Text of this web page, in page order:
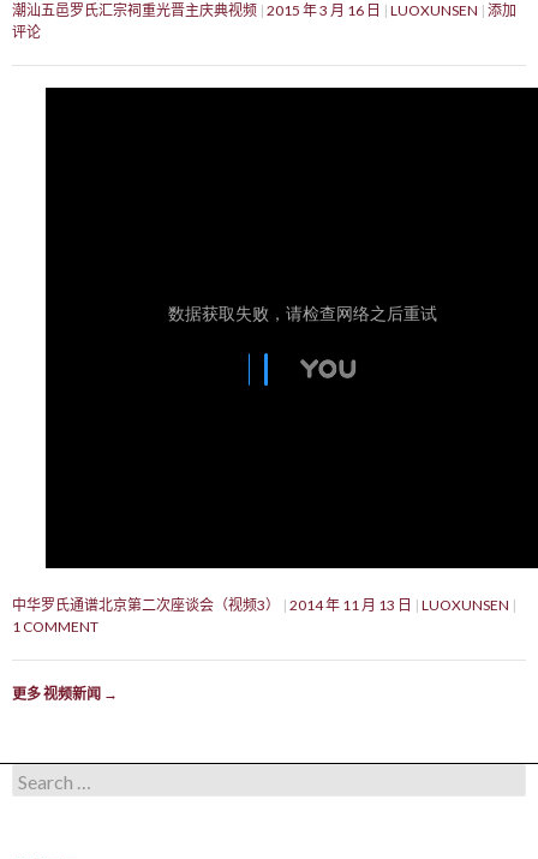
潮汕五邑罗氏汇宗祠重光晋主庆典视频 2015 年 3 月 16 日 LUOXUNSEN 添加
评论
中华罗氏通谱北京第二次座谈会（视频3） 2014 年 11 月 13 日
LUOXUNSEN
1 COMMENT
更多 视频新闻 →
Search for: